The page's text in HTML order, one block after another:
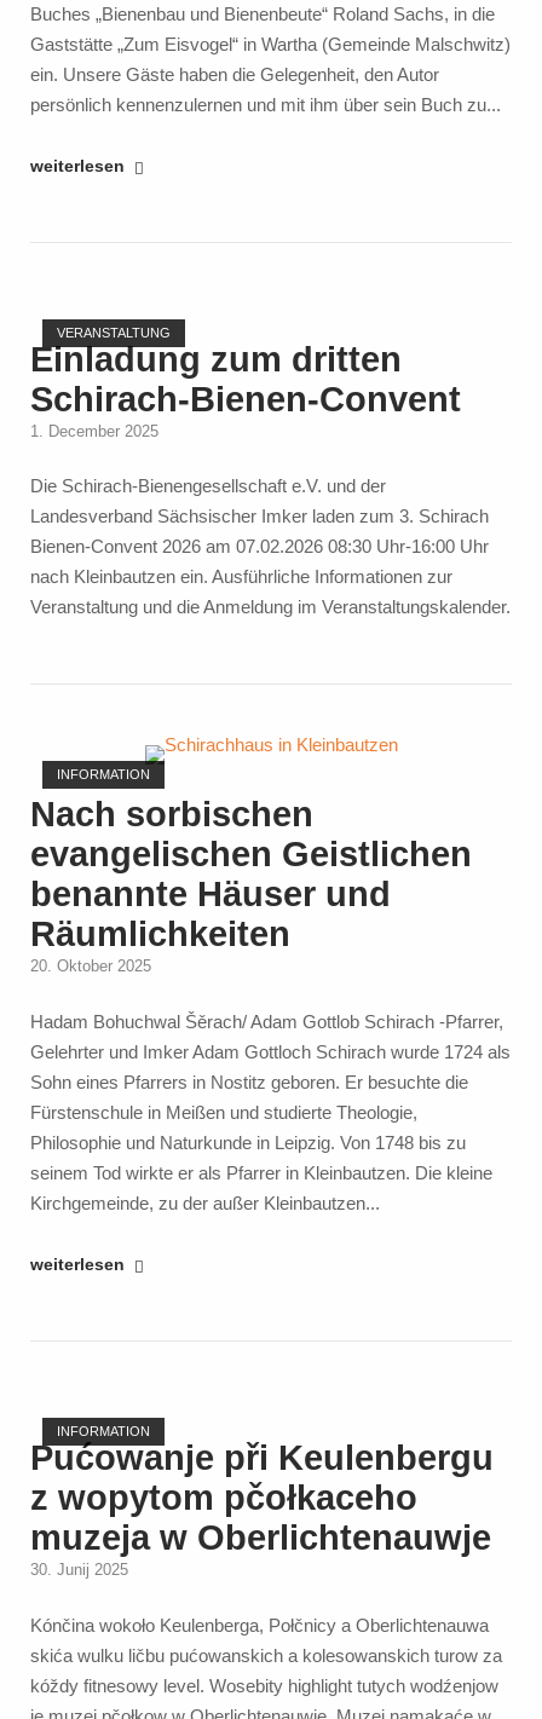
Buches „Bienenbau und Bienenbeute“ Roland Sachs, in die
Gaststätte „Zum Eisvogel“ in Wartha (Gemeinde Malschwitz)
ein. Unsere Gäste haben die Gelegenheit, den Autor
persönlich kennenzulernen und mit ihm über sein Buch zu...
"Kamingespräch
weiterlesen
VERANSTALTUNG
Einladung zum dritten
Schirach-Bienen-Convent
1. December 2025
Die Schirach-Bienengesellschaft e.V. und der
Landesverband Sächsischer Imker laden zum 3. Schirach
Bienen-Convent 2026 am 07.02.2026 08:30 Uhr-16:00 Uhr
nach Kleinbautzen ein. Ausführliche Informationen zur
Veranstaltung und die Anmeldung im Veranstaltungskalender.
INFORMATION
Open post
Nach sorbischen
evangelischen Geistlichen
benannte Häuser und
Räumlichkeiten
20. Oktober 2025
Hadam Bohuchwal Šěrach/ Adam Gottlob Schirach -Pfarrer,
Gelehrter und Imker Adam Gottloch Schirach wurde 1724 als
Sohn eines Pfarrers in Nostitz geboren. Er besuchte die
Fürstenschule in Meißen und studierte Theologie,
Philosophie und Naturkunde in Leipzig. Von 1748 bis zu
seinem Tod wirkte er als Pfarrer in Kleinbautzen. Die kleine
Kirchgemeinde, zu der außer Kleinbautzen...
"Nach
Häuser
und
Räumlichkeiten"
weiterlesen
INFORMATION
Pućowanje při Keulenbergu
z wopytom pčołkaceho
muzeja w Oberlichtenauwje
30. Junij 2025
Kónčina wokoło Keulenberga, Połčnicy a Oberlichtenauwa
skića wulku ličbu pućowanskich a kolesowanskich turow za
kóždy fitnesowy level. Wosebity highlight tutych wodźenjow